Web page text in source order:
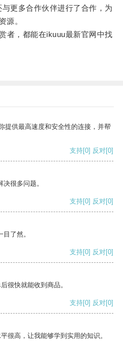
多合作伙伴进行了合作，为
源。
，都能在ikuuu最新官网中找
提供最高速度和安全性的连接，并帮
支持[0] 反对[0]
很多问题。
支持[0] 反对[0]
了然。
支持[0] 反对[0]
很快就能收到商品。
支持[0] 反对[0]
很高，让我能够学到实用的知识。